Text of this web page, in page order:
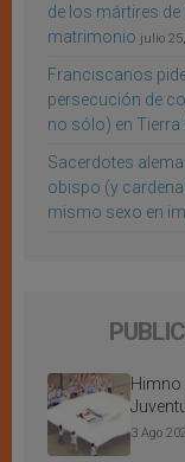
de los mártires de
matrimonio julio
Franciscanos
persecución de
no sólo) en Tierra
Sacerdotes
obispo (y
mismo sexo en
Himno
3 Ago